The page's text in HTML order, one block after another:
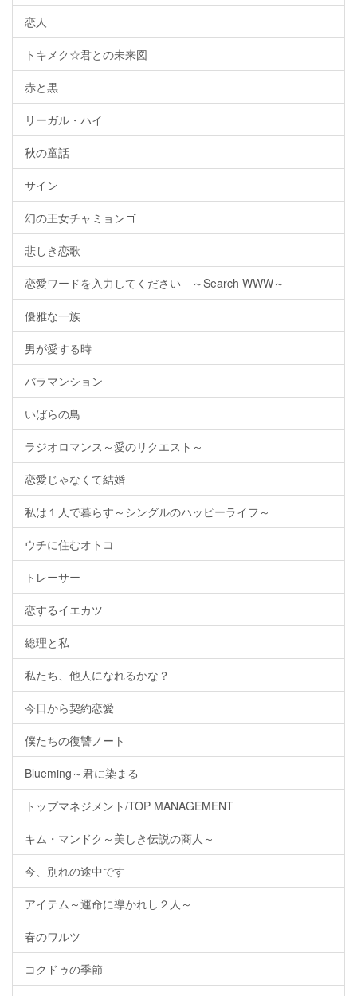
恋人
トキメク☆君との未来図
赤と黒
リーガル・ハイ
秋の童話
サイン
幻の王女チャミョンゴ
悲しき恋歌
恋愛ワードを入力してください ～Search WWW～
優雅な一族
男が愛する時
バラマンション
いばらの鳥
ラジオロマンス～愛のリクエスト～
恋愛じゃなくて結婚
私は１人で暮らす～シングルのハッピーライフ～
ウチに住むオトコ
トレーサー
恋するイエカツ
総理と私
私たち、他人になれるかな？
今日から契約恋愛
僕たちの復讐ノート
Blueming～君に染まる
トップマネジメント/TOP MANAGEMENT
キム・マンドク～美しき伝説の商人～
今、別れの途中です
アイテム～運命に導かれし２人～
春のワルツ
コクドゥの季節